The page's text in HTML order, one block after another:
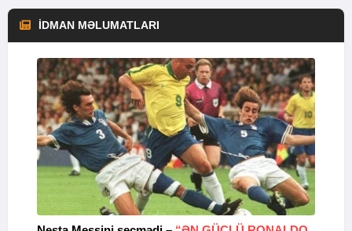
İDMAN MƏLUMATLARI